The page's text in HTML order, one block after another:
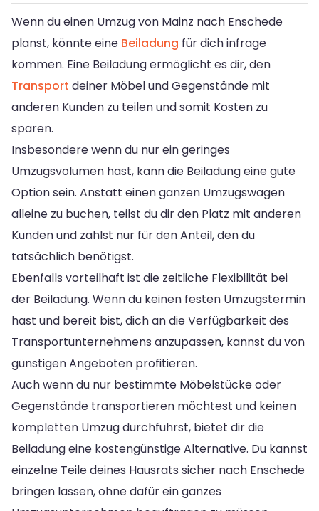
Wenn du einen Umzug von Mainz nach Enschede
planst, könnte eine Beiladung für dich infrage
kommen. Eine Beiladung ermöglicht es dir, den
Transport deiner Möbel und Gegenstände mit
anderen Kunden zu teilen und somit Kosten zu
sparen.
Insbesondere wenn du nur ein geringes
Umzugsvolumen hast, kann die Beiladung eine gute
Option sein. Anstatt einen ganzen Umzugswagen
alleine zu buchen, teilst du dir den Platz mit anderen
Kunden und zahlst nur für den Anteil, den du
tatsächlich benötigst.
Ebenfalls vorteilhaft ist die zeitliche Flexibilität bei
der Beiladung. Wenn du keinen festen Umzugstermin
hast und bereit bist, dich an die Verfügbarkeit des
Transportunternehmens anzupassen, kannst du von
günstigen Angeboten profitieren.
Auch wenn du nur bestimmte Möbelstücke oder
Gegenstände transportieren möchtest und keinen
kompletten Umzug durchführst, bietet dir die
Beiladung eine kostengünstige Alternative. Du kannst
einzelne Teile deines Hausrats sicher nach Enschede
bringen lassen, ohne dafür ein ganzes